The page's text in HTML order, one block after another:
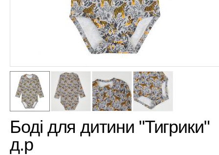
Боді для дитини "Тигрики"
д.р